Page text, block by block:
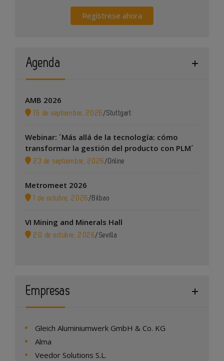
Regístrese ahora
Agenda
AMB 2026
15 de septiembre, 2026 /Stuttgart
Webinar: ´Más allá de la tecnología: cómo
transformar la gestión del producto con PLM´
23 de septiembre, 2026 /Online
Metromeet 2026
1 de octubre, 2026 / Bilbao
VI Mining and Minerals Hall
20 de octubre, 2026/ Sevilla
Empresas
Gleich Aluminiumwerk GmbH & Co. KG
Alma
Veedor Solutions S.L.